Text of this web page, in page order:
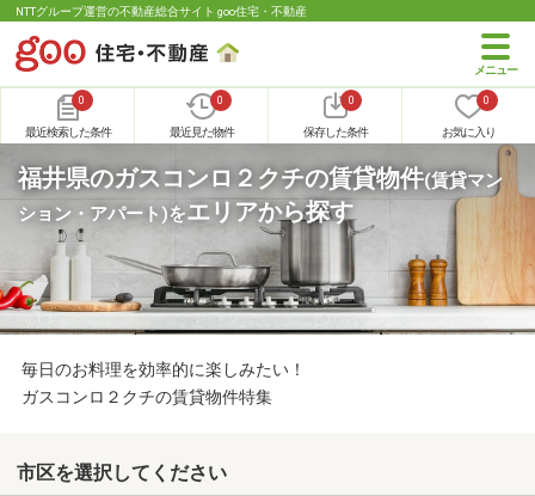
NTTグループ運営の不動産総合サイト goo住宅・不動産
0
最近検索した条件
0
最近見た物件
0
保存した条件
0
お気に入り
福井県のガスコンロ２クチの賃貸物件(賃貸マン
ション・アパート)をエリアから探す
毎日のお料理を効率的に楽しみたい！
ガスコンロ２クチの賃貸物件特集
市区を選択してください